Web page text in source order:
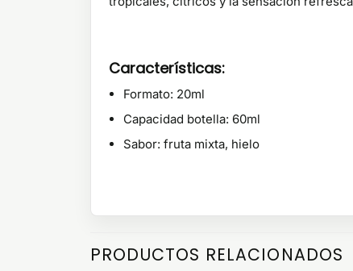
Características:
Formato: 20ml
Capacidad botella: 60ml
Sabor: fruta mixta, hielo
PRODUCTOS RELACIONADOS